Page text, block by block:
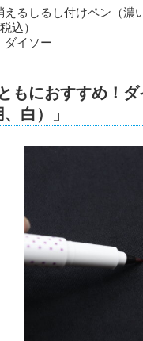
るしるし付けペン（濃
込）
ダイソー
もにおすすめ！
白）」